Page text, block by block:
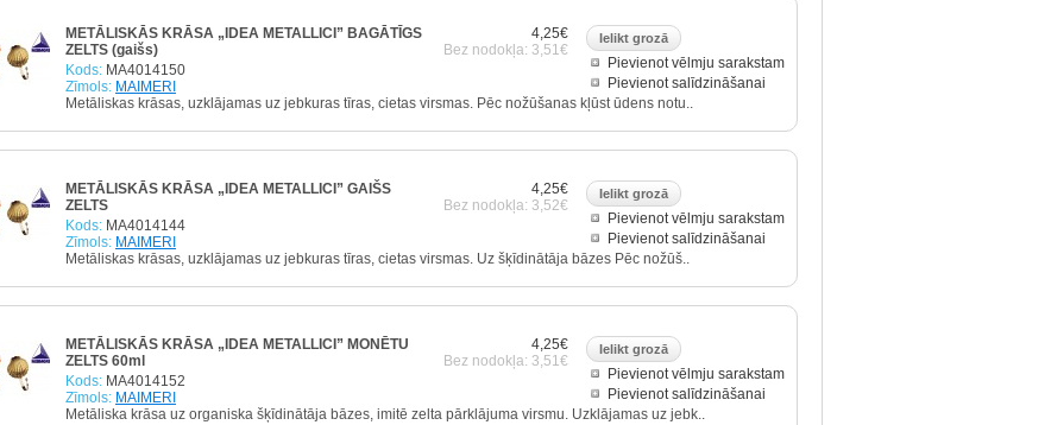
Pievienot vēlmju sarakstam
Pievienot salīdzināšanai
4,25€
Bez nodokļa: 3,51€
METĀLISKĀS KRĀSA „IDEA METALLICI” BAGĀTĪGS
ZELTS (gaišs)
Kods: MA4014150
Zīmols: MAIMERI
Metāliskas krāsas, uzklājamas uz jebkuras tīras, cietas virsmas. Pēc nožūšanas kļūst ūdens notu..
Pievienot vēlmju sarakstam
Pievienot salīdzināšanai
4,25€
Bez nodokļa: 3,52€
METĀLISKĀS KRĀSA „IDEA METALLICI” GAIŠS
ZELTS
Kods: MA4014144
Zīmols: MAIMERI
Metāliskas krāsas, uzklājamas uz jebkuras tīras, cietas virsmas. Uz šķīdinātāja bāzes Pēc nožūš..
Pievienot vēlmju sarakstam
Pievienot salīdzināšanai
4,25€
Bez nodokļa: 3,51€
METĀLISKĀS KRĀSA „IDEA METALLICI” MONĒTU
ZELTS 60ml
Kods: MA4014152
Zīmols: MAIMERI
Metāliska krāsa uz organiska šķīdinātāja bāzes, imitē zelta pārklājuma virsmu. Uzklājamas uz jebk..